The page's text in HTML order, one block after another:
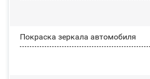
Покраска зеркала автомобиля